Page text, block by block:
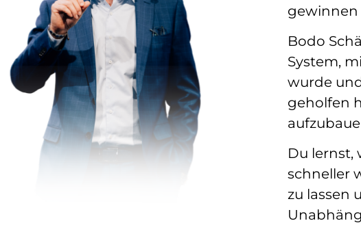
gewinnen
Bodo
System,
wurde
geholfen
Du lernst,
schneller
zu lassen